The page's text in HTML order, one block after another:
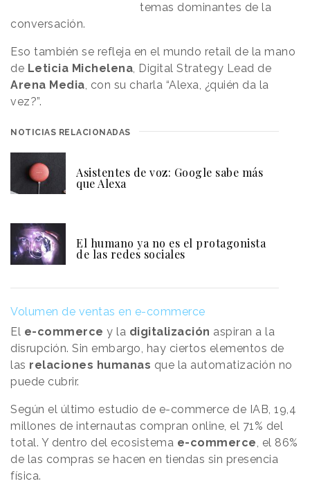
temas dominantes de la
conversación.
Eso también se refleja en el mundo retail de la mano
de Leticia Michelena, Digital Strategy Lead de
Arena Media, con su charla “Alexa, ¿quién da la
vez?”.
NOTICIAS RELACIONADAS
Asistentes de voz: Google sabe más
que Alexa
El humano ya no es el protagonista
de las redes sociales
Volumen de ventas en e-commerce
El e-commerce y la digitalización aspiran a la
disrupción. Sin embargo, hay ciertos elementos de
las relaciones humanas que la automatización no
puede cubrir.
Según el último estudio de e-commerce de IAB, 19,4
millones de internautas compran online, el 71% del
total. Y dentro del ecosistema e-commerce, el 86%
de las compras se hacen en tiendas sin presencia
física.